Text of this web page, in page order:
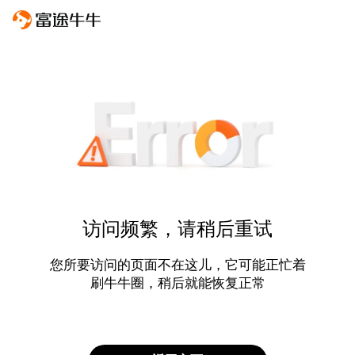
访问频繁，请稍后重试
您所要访问的页面不在这儿，它可能正忙着
刷牛牛圈，稍后就能恢复正常